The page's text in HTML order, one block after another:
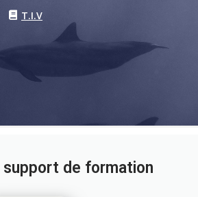
T.I.V
de formation